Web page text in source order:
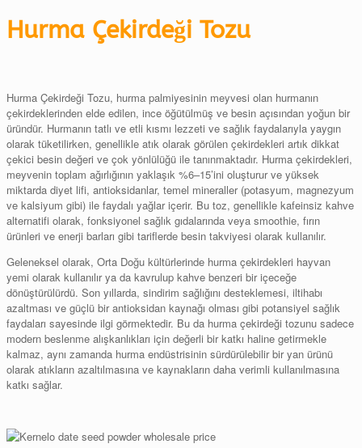
Hurma Çekirdeği Tozu
Hurma Çekirdeği Tozu, hurma palmiyesinin meyvesi olan hurmanın
çekirdeklerinden elde edilen, ince öğütülmüş ve besin açısından yoğun bir
üründür. Hurmanın tatlı ve etli kısmı lezzeti ve sağlık faydalarıyla yaygın
olarak tüketilirken, genellikle atık olarak görülen çekirdekleri artık dikkat
çekici besin değeri ve çok yönlülüğü ile tanınmaktadır. Hurma çekirdekleri,
meyvenin toplam ağırlığının yaklaşık %6–15’ini oluşturur ve yüksek
miktarda diyet lifi, antioksidanlar, temel mineraller (potasyum, magnezyum
ve kalsiyum gibi) ile faydalı yağlar içerir. Bu toz, genellikle kafeinsiz kahve
alternatifi olarak, fonksiyonel sağlık gıdalarında veya smoothie, fırın
ürünleri ve enerji barları gibi tariflerde besin takviyesi olarak kullanılır.
Geleneksel olarak, Orta Doğu kültürlerinde hurma çekirdekleri hayvan
yemi olarak kullanılır ya da kavrulup kahve benzeri bir içeceğe
dönüştürülürdü. Son yıllarda, sindirim sağlığını desteklemesi, iltihabı
azaltması ve güçlü bir antioksidan kaynağı olması gibi potansiyel sağlık
faydaları sayesinde ilgi görmektedir. Bu da hurma çekirdeği tozunu sadece
modern beslenme alışkanlıkları için değerli bir katkı haline getirmekle
kalmaz, aynı zamanda hurma endüstrisinin sürdürülebilir bir yan ürünü
olarak atıkların azaltılmasına ve kaynakların daha verimli kullanılmasına
katkı sağlar.